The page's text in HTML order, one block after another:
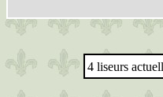
4 liseurs